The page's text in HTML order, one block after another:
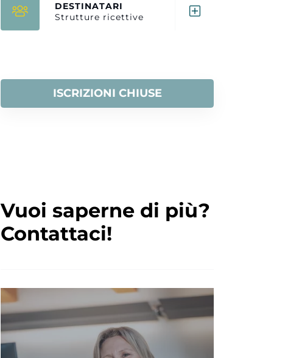
DESTINATARI
Strutture ricettive
ISCRIZIONI CHIUSE
Vuoi saperne di più?
Contattaci!